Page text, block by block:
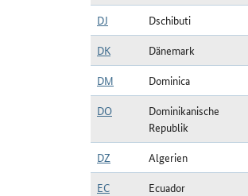
DJ
Dschibuti
DK
Dänemark
DM
Dominica
DO
Dominikanische
Republik
DZ
Algerien
EC
Ecuador